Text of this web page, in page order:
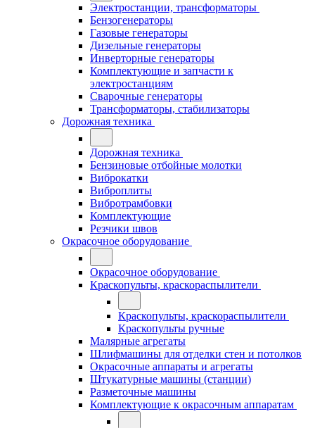
Электростанции, трансформаторы
Бензогенераторы
Газовые генераторы
Дизельные генераторы
Инверторные генераторы
Комплектующие и запчасти к
электростанциям
Сварочные генераторы
Трансформаторы, стабилизаторы
Дорожная техника
Дорожная техника
Бензиновые отбойные молотки
Виброкатки
Виброплиты
Вибротрамбовки
Комплектующие
Резчики швов
Окрасочное оборудование
Окрасочное оборудование
Краскопульты, краскораспылители
Краскопульты, краскораспылители
Краскопульты ручные
Малярные агрегаты
Шлифмашины для отделки стен и потолков
Окрасочные аппараты и агрегаты
Штукатурные машины (станции)
Разметочные машины
Комплектующие к окрасочным аппаратам